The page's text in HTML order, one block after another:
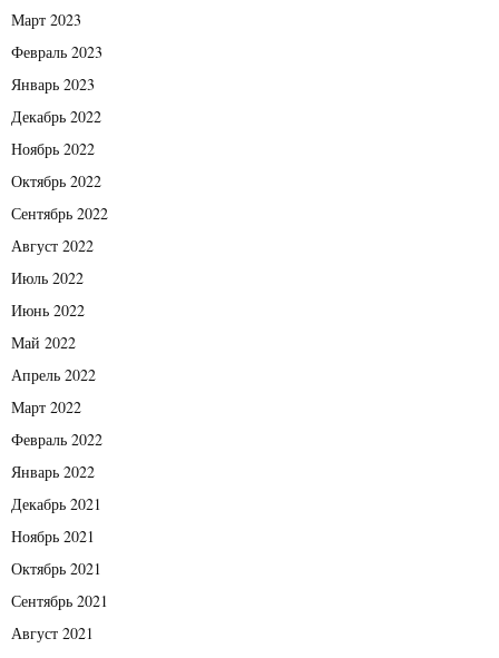
Март 2023
Февраль 2023
Январь 2023
Декабрь 2022
Ноябрь 2022
Октябрь 2022
Сентябрь 2022
Август 2022
Июль 2022
Июнь 2022
Май 2022
Апрель 2022
Март 2022
Февраль 2022
Январь 2022
Декабрь 2021
Ноябрь 2021
Октябрь 2021
Сентябрь 2021
Август 2021